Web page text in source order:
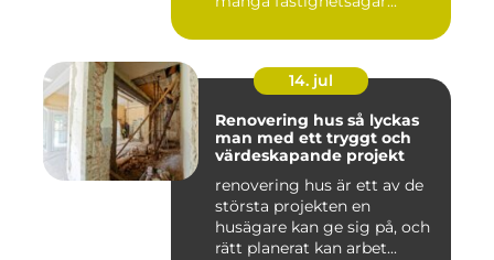
14. jul
Renovering hus så lyckas
man med ett tryggt och
värdeskapande projekt
renovering hus är ett av de
största projekten en
husägare kan ge sig på, och
rätt planerat kan arbet...